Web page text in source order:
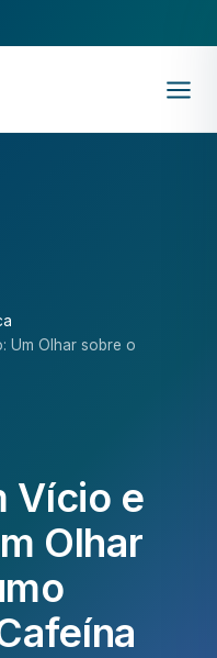
Um Olhar sobre o
Vício e
Olhar